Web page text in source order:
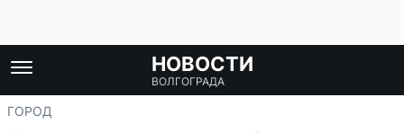
НОВОСТИ
ВОЛГОГРАДА
ГОРОД